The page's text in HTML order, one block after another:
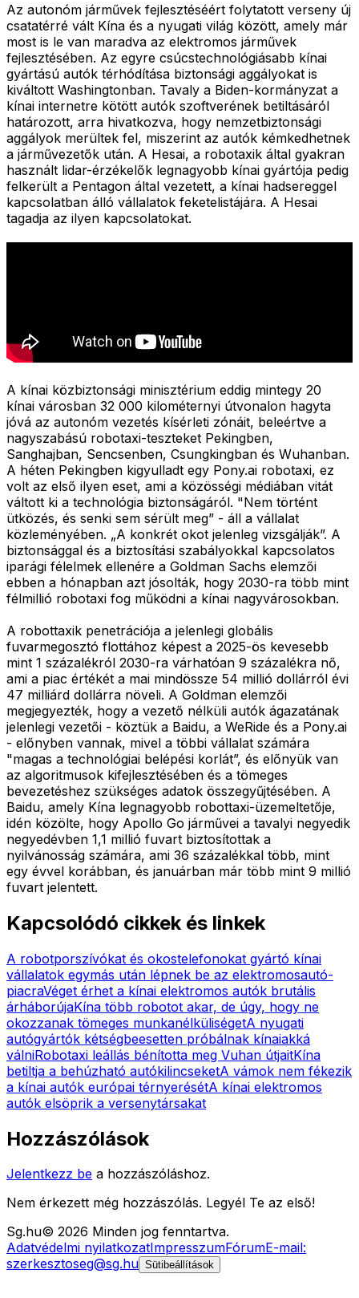
Az autonóm járművek fejlesztéséért folytatott verseny új
csatatérré vált Kína és a nyugati világ között, amely már
most is le van maradva az elektromos járművek
fejlesztésében. Az egyre csúcstechnológiásabb kínai
gyártású autók térhódítása biztonsági aggályokat is
kiváltott Washingtonban. Tavaly a Biden-kormányzat a
kínai internetre kötött autók szoftverének betiltásáról
határozott, arra hivatkozva, hogy nemzetbiztonsági
aggályok merültek fel, miszerint az autók kémkedhetnek
a járművezetők után. A Hesai, a robotaxik által gyakran
használt lidar-érzékelők legnagyobb kínai gyártója pedig
felkerült a Pentagon által vezetett, a kínai hadsereggel
kapcsolatban álló vállalatok feketelistájára. A Hesai
tagadja az ilyen kapcsolatokat.
A kínai közbiztonsági minisztérium eddig mintegy 20
kínai városban 32 000 kilométernyi útvonalon hagyta
jóvá az autonóm vezetés kísérleti zónáit, beleértve a
nagyszabású robotaxi-teszteket Pekingben,
Sanghajban, Sencsenben, Csungkingban és Wuhanban.
A héten Pekingben kigyulladt egy Pony.ai robotaxi, ez
volt az első ilyen eset, ami a közösségi médiában vitát
váltott ki a technológia biztonságáról. "Nem történt
ütközés, és senki sem sérült meg” - áll a vállalat
közleményében. „A konkrét okot jelenleg vizsgálják”. A
biztonsággal és a biztosítási szabályokkal kapcsolatos
iparági félelmek ellenére a Goldman Sachs elemzői
ebben a hónapban azt jósolták, hogy 2030-ra több mint
félmillió robotaxi fog működni a kínai nagyvárosokban.
A robottaxik penetrációja a jelenlegi globális
fuvarmegosztó flottához képest a 2025-ös kevesebb
mint 1 százalékról 2030-ra várhatóan 9 százalékra nő,
ami a piac értékét a mai mindössze 54 millió dollárról évi
47 milliárd dollárra növeli. A Goldman elemzői
megjegyezték, hogy a vezető nélküli autók ágazatának
jelenlegi vezetői - köztük a Baidu, a WeRide és a Pony.ai
- előnyben vannak, mivel a többi vállalat számára
"magas a technológiai belépési korlát”, és előnyük van
az algoritmusok kifejlesztésében és a tömeges
bevezetéshez szükséges adatok összegyűjtésében. A
Baidu, amely Kína legnagyobb robottaxi-üzemeltetője,
idén közölte, hogy Apollo Go járművei a tavalyi negyedik
negyedévben 1,1 millió fuvart biztosítottak a
nyilvánosság számára, ami 36 százalékkal több, mint
egy évvel korábban, és januárban már több mint 9 millió
fuvart jelentett.
Kapcsolódó cikkek és linkek
A robotporszívókat és okostelefonokat gyártó kínai
vállalatok egymás után lépnek be az elektromosautó-
piacraVéget érhet a kínai elektromos autók brutális
árháborújaKína több robotot akar, de úgy, hogy ne
okozzanak tömeges munkanélküliségetA nyugati
autógyártók kétségbeesetten próbálnak kínaiakká
válniRobotaxi leállás bénította meg Vuhan útjaitKína
betiltja a behúzható autókilincseketA vámok nem fékezik
a kínai autók európai térnyerésétA kínai elektromos
autók elsöprik a versenytársakat
Hozzászólások
Jelentkezz be a hozzászóláshoz.
Nem érkezett még hozzászólás. Legyél Te az első!
Sg.hu© 2026 Minden jog fenntartva.
Adatvédelmi nyilatkozatImpresszumFórumE-mail:
szerkesztoseg@sg.hu Sütibeállítások